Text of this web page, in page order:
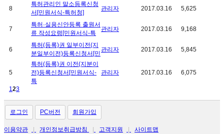
8
특허관리인 말소등록신청
서[민원서식-특허청]
관리자 2017.03.16 5,625
7
특허·실용신안등록 출원서
류 작성요령[민원서식-특
관리자 2017.03.16 9,168
6
특허(등록)권 일부이전(지
분일부이전)등록신청서[민
관리자 2017.03.16 5,845
5
특허(등록)권 이전(지분이
전)등록신청서[민원서식-
특
관리자 2017.03.16 6,075
123
로그인 PC버전 회원가입
이용약관 개인정보취급방침 고객지원
사이트맵